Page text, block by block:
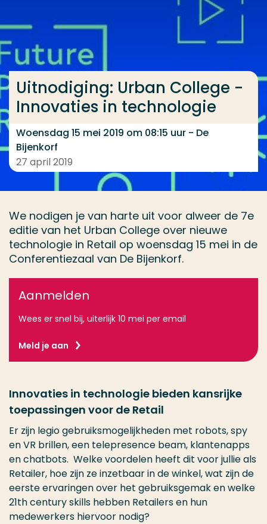
... > Uitnodiging Innovaties in technologie
Uitnodiging: Urban College -
Innovaties in technologie
Woensdag 15 mei 2019 om 08:15 uur - De
Bijenkorf
27 april 2019
We nodigen je van harte uit voor alweer de 7e
editie van het Urban College over nieuwe
technologie in Retail op woensdag 15 mei in de
Conferentiezaal van De Bijenkorf.
Aanmelden
Wees er snel bij, uiterlijk 10 mei per email
Meld je aan
Innovaties in technologie bieden kansrijke
toepassingen voor de Retail
Er zijn legio gebruiksmogelijkheden met robots, spy
en VR brillen, een telepresence beam, klantenapps
en chatbots. Welke voordelen heeft dit voor jullie als
Retailer, hoe zijn ze inzetbaar in de winkel, wat zijn de
eerste ervaringen over het gebruiksgemak en welke
21th century skills hebben Retailers en hun
medewerkers hiervoor nodig?
Veel gezocht
Opleiding
Contact